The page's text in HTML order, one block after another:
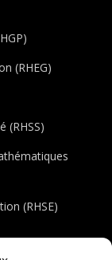
(RHEG)
(RHSS)
(RHSE)